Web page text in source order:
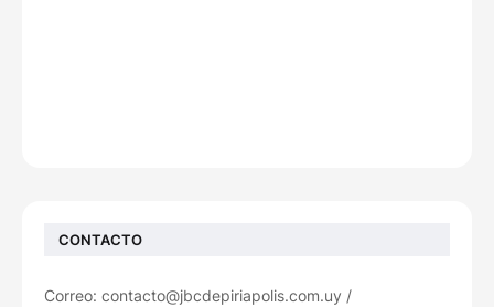
CONTACTO
Correo: contacto@jbcdepiriapolis.com.uy /